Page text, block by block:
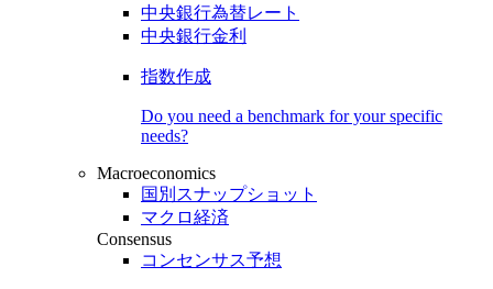
中央銀行為替レート
中央銀行金利
指数作成
Do you need a benchmark for your specific
needs?
Macroeconomics
国別スナップショット
マクロ経済
Consensus
コンセンサス予想